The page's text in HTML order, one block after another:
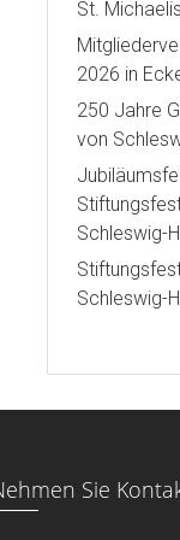
St.
2026 in
250 Jahre
von
Schleswig-
Schleswig-
Sie